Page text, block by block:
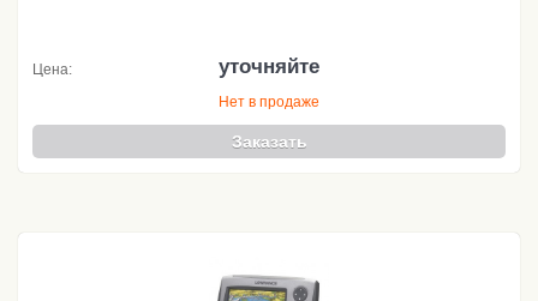
Цена: уточняйте
Нет в продаже
Заказать